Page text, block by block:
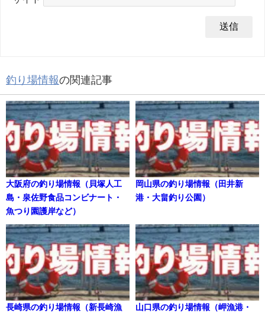
釣り場情報の関連記事
大阪府の釣り場情報（貝塚人工
島・泉佐野食品コンビナート・
魚つり園護岸など）
岡山県の釣り場情報（田井新
港・大畠釣り公園）
長崎県の釣り場情報（新長崎漁
山口県の釣り場情報（岬漁港・